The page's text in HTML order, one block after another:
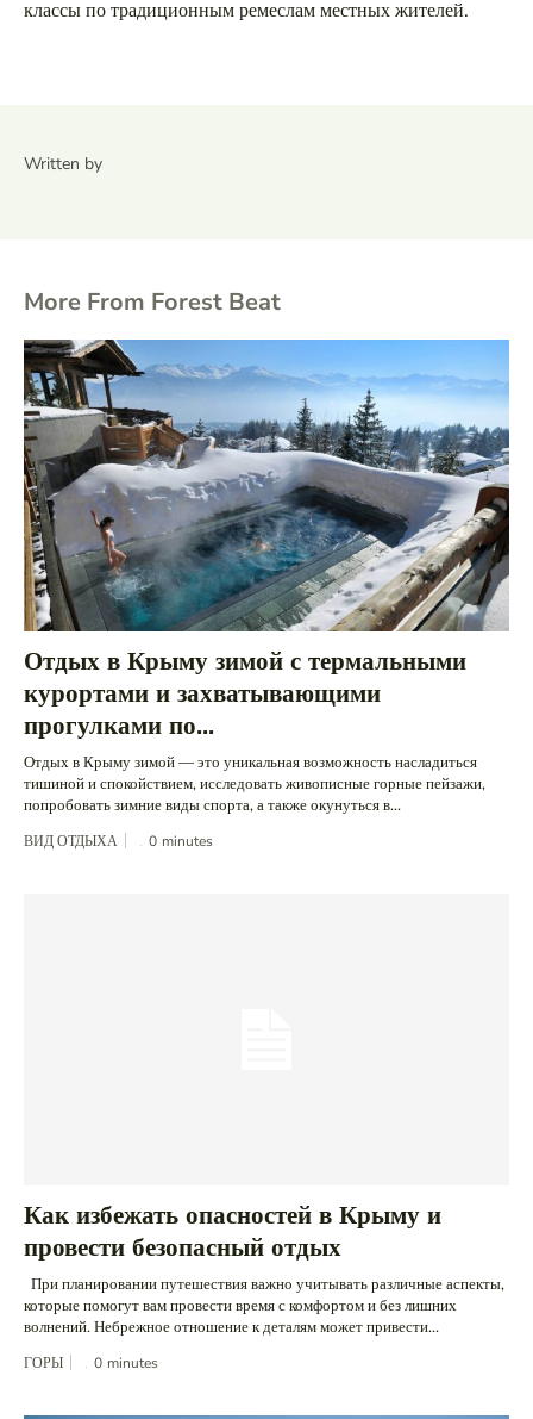
классы по традиционным ремеслам местных жителей.
Written by
More From Forest Beat
Отдых в Крыму зимой с термальными
курортами и захватывающими
прогулками по...
Отдых в Крыму зимой — это уникальная возможность насладиться
тишиной и спокойствием, исследовать живописные горные пейзажи,
попробовать зимние виды спорта, а также окунуться в...
ВИД ОТДЫХА 0 minutes
Как избежать опасностей в Крыму и
провести безопасный отдых
которые помогут вам провести время с комфортом и без лишних
волнений. Небрежное отношение к деталям может привести...
ГОРЫ 0 minutes